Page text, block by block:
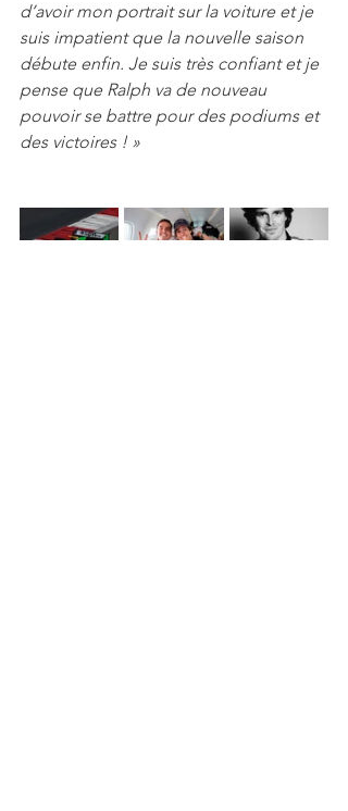
d’avoir mon portrait sur la voiture et je
suis impatient que la nouvelle saison
débute enfin. Je suis très confiant et je
pense que Ralph va de nouveau
pouvoir se battre pour des podiums et
des victoires ! »